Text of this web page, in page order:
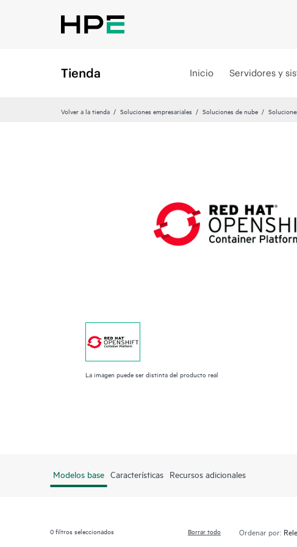
Tienda Inicio Servidores y
Volver a la tienda Soluciones empresariales Soluciones de nube
La imagen puede ser distinta del producto real
Modelos base Características Recursos adicionales
0filtros seleccionados Borrar todo Ordenar por: